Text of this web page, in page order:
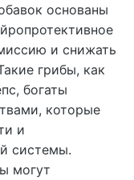
основаны
и снижать
грибы, как
богаты
которые
и
системы.
могут